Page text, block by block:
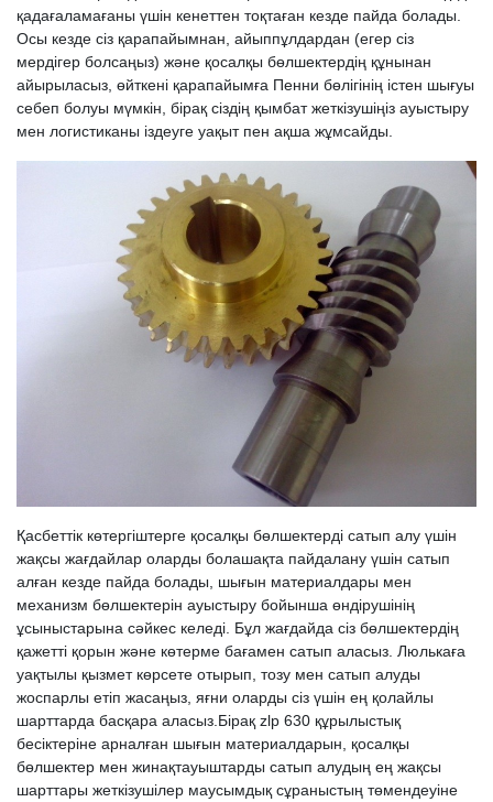
қадағаламағаны үшін кенеттен тоқтаған кезде пайда болады.
Осы кезде сіз қарапайымнан, айыппұлдардан (егер сіз
мердігер болсаңыз) және қосалқы бөлшектердің құнынан
айырыласыз, өйткені қарапайымға Пенни бөлігінің істен шығуы
себеп болуы мүмкін, бірақ сіздің қымбат жеткізушіңіз ауыстыру
мен логистиканы іздеуге уақыт пен ақша жұмсайды.
Қасбеттік көтергіштерге қосалқы бөлшектерді сатып алу үшін
жақсы жағдайлар оларды болашақта пайдалану үшін сатып
алған кезде пайда болады, шығын материалдары мен
механизм бөлшектерін ауыстыру бойынша өндірушінің
ұсыныстарына сәйкес келеді. Бұл жағдайда сіз бөлшектердің
қажетті қорын және көтерме бағамен сатып аласыз. Люлькаға
уақтылы қызмет көрсете отырып, тозу мен сатып алуды
жоспарлы етіп жасаңыз, яғни оларды сіз үшін ең қолайлы
шарттарда басқара аласыз.Бірақ zlp 630 құрылыстық
бесіктеріне арналған шығын материалдарын, қосалқы
бөлшектер мен жинақтауыштарды сатып алудың ең жақсы
шарттары жеткізушілер маусымдық сұраныстың төмендеуіне